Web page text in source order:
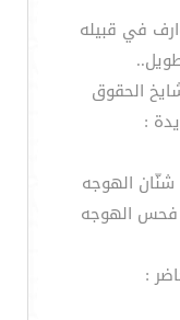
في قبيله
الحقوق
:
الهوجه
فحس الهوجه
: